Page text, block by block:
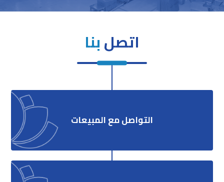
اتصلبنا
التواصل مع المبيعات